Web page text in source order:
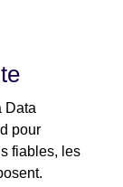
Data
pour
fiables, les